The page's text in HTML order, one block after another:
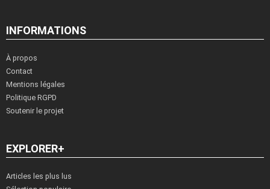
INFORMATIONS
À propos
Contact
Mentions légales
Politique RGPD
Soutenir le projet
EXPLORER+
Articles les plus lus